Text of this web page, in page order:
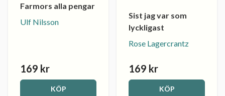
Farmors alla pengar
Ulf Nilsson
169 kr
KÖP
Sist jag var som
lyckligast
Rose Lagercrantz
169 kr
KÖP